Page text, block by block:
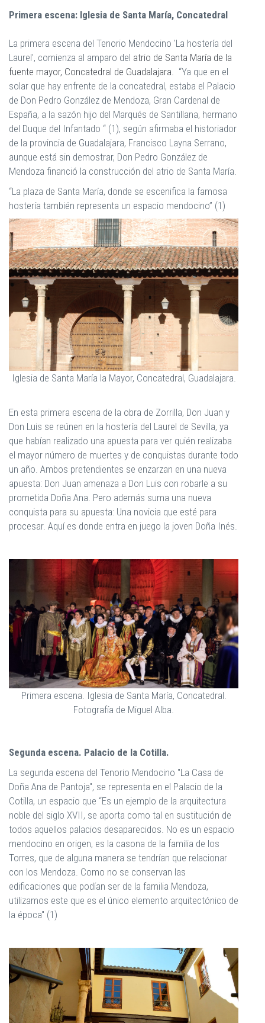
Primera escena: Iglesia de Santa María, Concatedral
La primera escena del Tenorio Mendocino 'La hostería del
Laurel', comienza al amparo del atrio de Santa María de la
fuente mayor, Concatedral de Guadalajara.
“Ya que en el
solar que hay enfrente de la concatedral, estaba el Palacio
de Don Pedro González de Mendoza, Gran Cardenal de
España, a la sazón hijo del Marqués de Santillana, hermano
del Duque del Infantado “ (1), según afirmaba el historiador
de la provincia de Guadalajara, Francisco Layna Serrano,
aunque está sin demostrar, Don Pedro González de
Mendoza financió la construcción del atrio de Santa María.
“La plaza de Santa María, donde se escenifica la famosa
hostería también representa un espacio mendocino” (1)
Iglesia de Santa María la Mayor, Concatedral, Guadalajara.
En esta primera escena de la obra de Zorrilla, Don Juan y
Don Luis se reúnen en la hostería del Laurel de Sevilla, ya
que habían realizado una apuesta para ver quién realizaba
el mayor número de muertes y de conquistas durante todo
un año. Ambos pretendientes se enzarzan en una nueva
apuesta: Don Juan amenaza a Don Luis con robarle a su
prometida Doña Ana. Pero además suma una nueva
conquista para su apuesta: Una novicia que esté para
procesar. Aquí es donde entra en juego la joven Doña Inés.
Primera escena. Iglesia de Santa María, Concatedral.
Fotografía de Miguel Alba.
Segunda escena. Palacio de la Cotilla.
La segunda escena del Tenorio Mendocino "La Casa de
Doña Ana de Pantoja", se representa en el Palacio de la
Cotilla, un espacio que “Es un ejemplo de la arquitectura
noble del siglo XVII, se aporta como tal en sustitución de
todos aquellos palacios desaparecidos. No es un espacio
mendocino en origen, es la casona de la familia de los
Torres, que de alguna manera se tendrían que relacionar
con los Mendoza. Como no se conservan las
edificaciones que podían ser de la familia Mendoza,
utilizamos este que es el único elemento arquitectónico de
la época" (1)